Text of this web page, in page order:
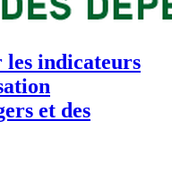
les indicateurs
et des